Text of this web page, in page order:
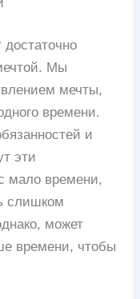
Мы
мечты,
времени.
и
эти
мало времени,
слишком
может
времени, чтобы